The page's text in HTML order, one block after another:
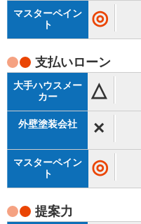
◎
支払いローン
△
×
◎
提案力